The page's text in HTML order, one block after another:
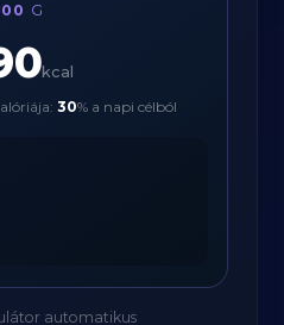
G
kcal
30% a napi célból
automatikus